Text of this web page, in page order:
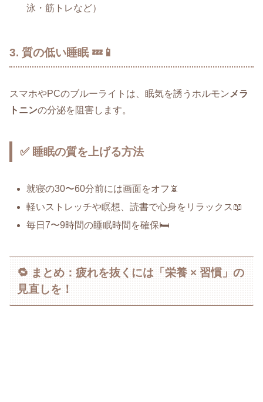
泳・筋トレなど）
3. 質の低い睡眠 💤📱
スマホやPCのブルーライトは、眠気を誘うホルモン メラ
トニンの分泌を阻害します。
✅ 睡眠の質を上げる方法
就寝の30〜60分前には画面をオフ📵
軽いストレッチや瞑想、読書で心身をリラックス📖
毎日7〜9時間の睡眠時間を確保🛏️
🔁 まとめ：疲れを抜くには「栄養 × 習慣」の
見直しを！